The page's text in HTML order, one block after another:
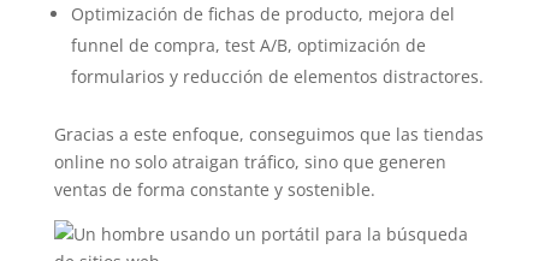
Optimización de fichas de producto, mejora del
funnel de compra, test A/B, optimización de
formularios y reducción de elementos distractores.
Gracias a este enfoque, conseguimos que las tiendas
online no solo atraigan tráfico, sino que generen
ventas de forma constante y sostenible.